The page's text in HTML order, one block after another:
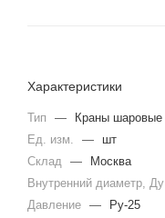
Характеристики
Тип —
Краны шаровые
Ед. изм.
—
шт
Склад —
Москва
Внутренний диаметр, Ду
Давление —
Ру-25